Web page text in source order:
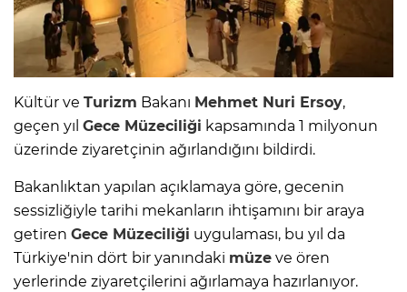
Kültür ve Turizm Bakanı Mehmet Nuri Ersoy,
geçen yıl Gece Müzeciliği kapsamında 1 milyonun
üzerinde ziyaretçinin ağırlandığını bildirdi.
Bakanlıktan yapılan açıklamaya göre, gecenin
sessizliğiyle tarihi mekanların ihtişamını bir araya
getiren Gece Müzeciliği uygulaması, bu yıl da
Türkiye'nin dört bir yanındaki müze ve ören
yerlerinde ziyaretçilerini ağırlamaya hazırlanıyor.